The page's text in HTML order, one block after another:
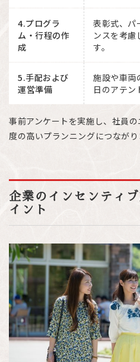
4.プログラ
ム・行程の作
成
表彰式、パ
ンスを考慮
す。
5.手配および
運営準備
施設や車両
日のアテン
事前アンケートを実施し、社員
度の高いプランニングにつながり
企業のインセンティ
イント